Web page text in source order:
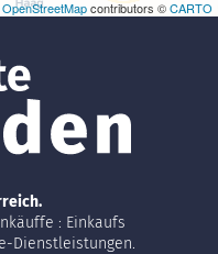
OpenStreetMapcontributors ©CARTO
: Einkaufs
Dienstleistungen.